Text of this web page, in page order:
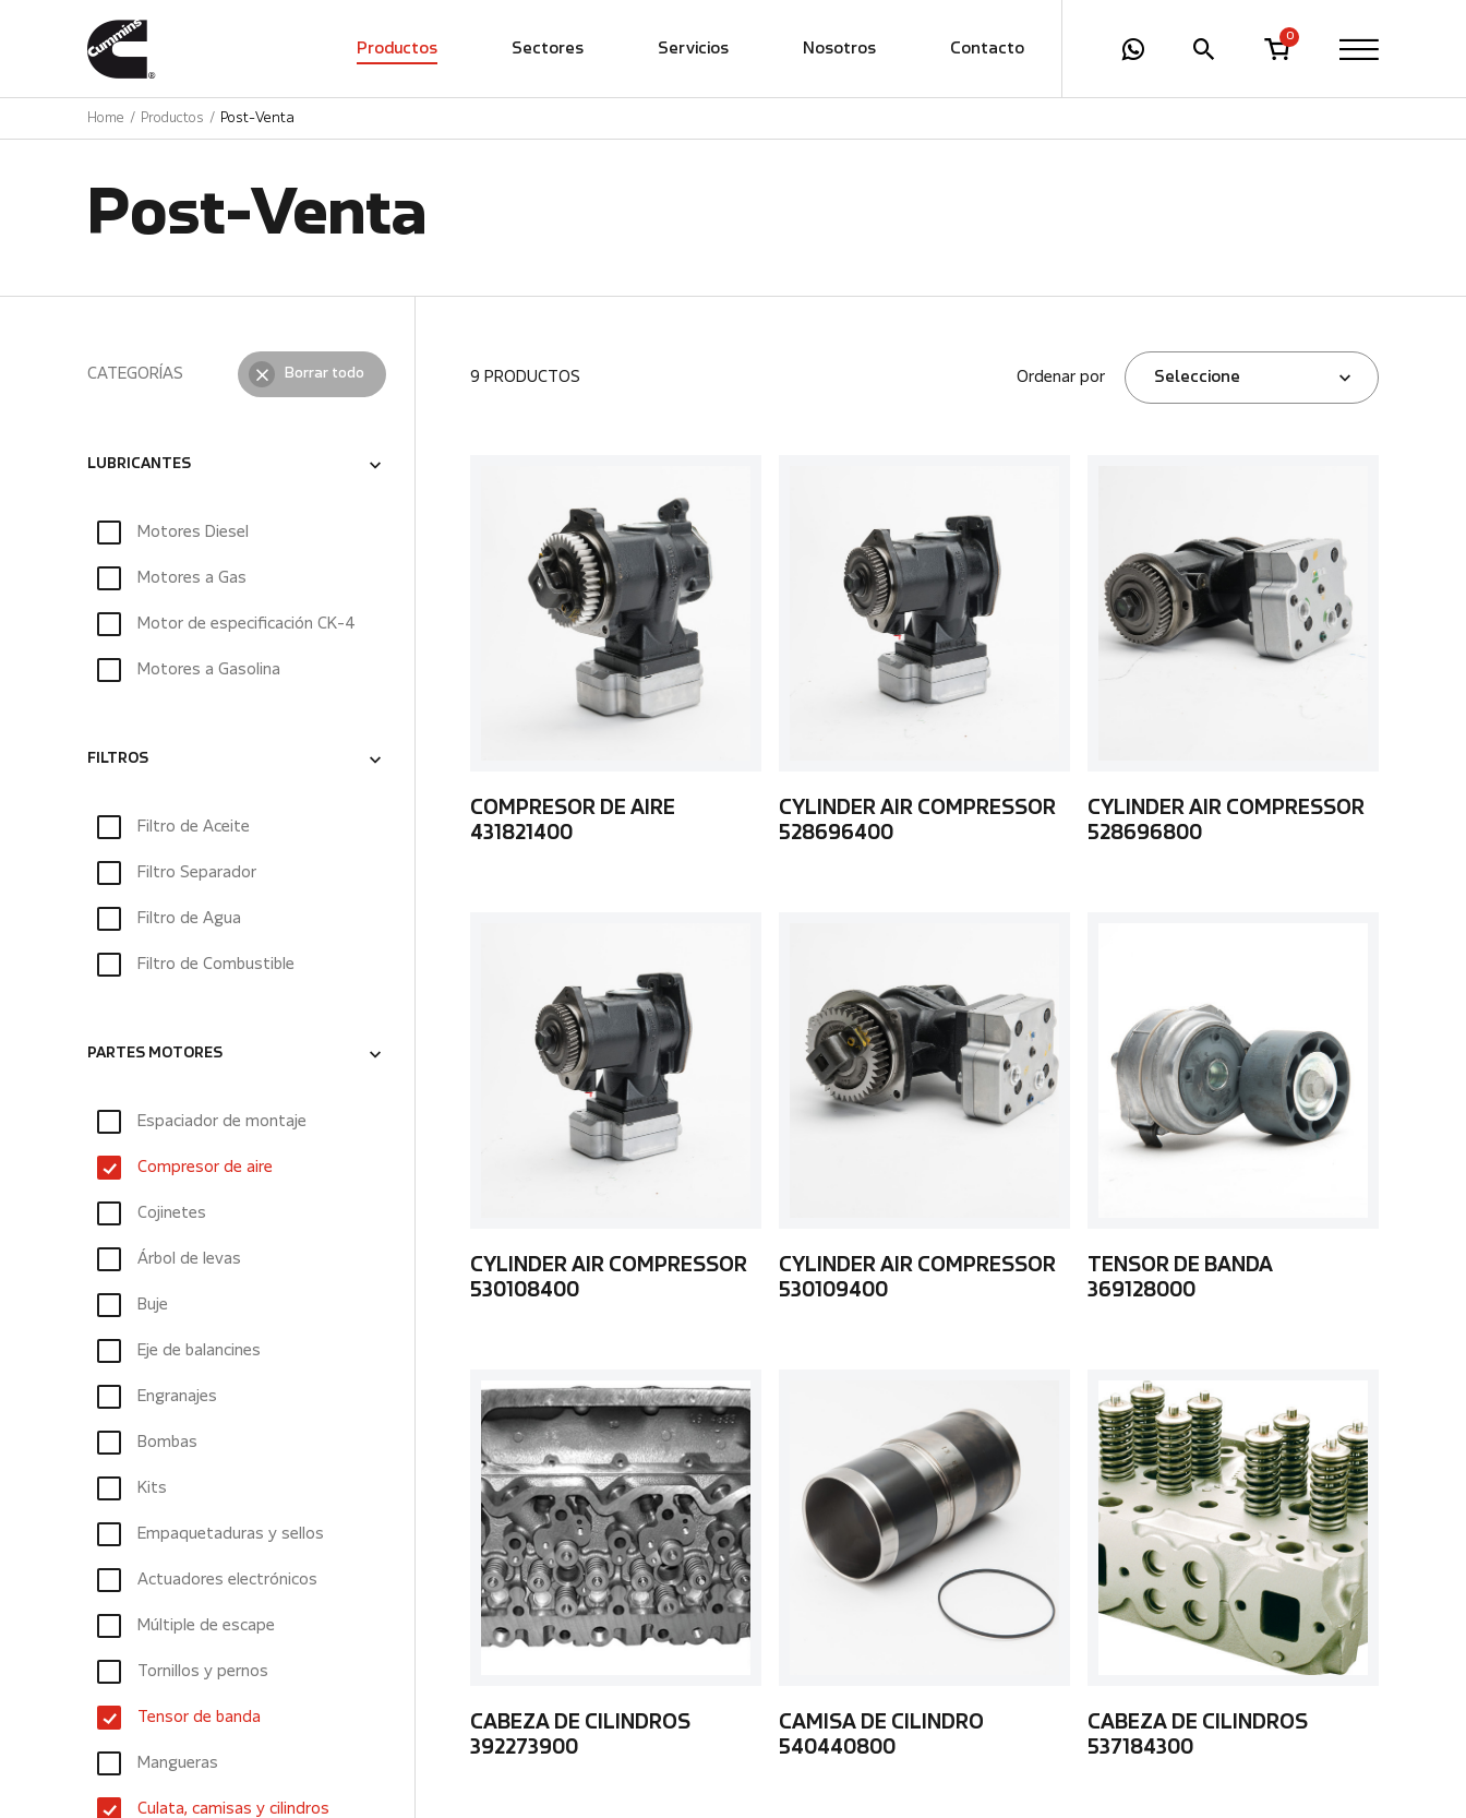
Productos Sectores Servicios Nosotros Contacto
0
Home Productos Post-Venta
Post-Venta
CATEGORÍAS Borrar todo
LUBRICANTES
Motores Diesel
Motores a Gas
Motor de especificación CK-4
Motores a Gasolina
FILTROS
Filtro de Aceite
Filtro Separador
Filtro de Agua
Filtro de Combustible
PARTES MOTORES
Espaciador de montaje
Compresor de aire
Cojinetes
Árbol de levas
Buje
Eje de balancines
Engranajes
Bombas
Kits
Empaquetaduras y sellos
Actuadores electrónicos
Múltiple de escape
Tornillos y pernos
Tensor de banda
Mangueras
Culata, camisas y cilindros
9 PRODUCTOS Ordenar por Seleccione
COMPRESOR DE AIRE
431821400
CYLINDER AIR COMPRESSOR
528696400
CYLINDER AIR COMPRESSOR
528696800
CYLINDER AIR COMPRESSOR
530108400
CYLINDER AIR COMPRESSOR
530109400
TENSOR DE BANDA
369128000
CABEZA DE CILINDROS
392273900
CAMISA DE CILINDRO
540440800
CABEZA DE CILINDROS
537184300